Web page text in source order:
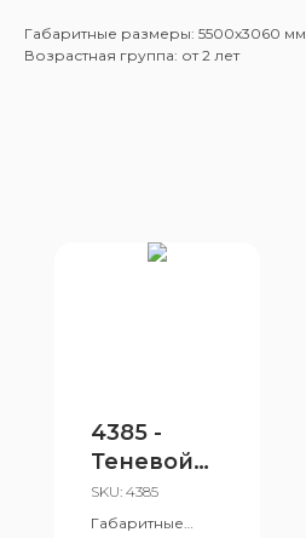
Габаритные размеры: 5500x3060 мм
Возрастная группа: от 2 лет
4385 -
Теневой
навес
SKU: 4385
Габаритные